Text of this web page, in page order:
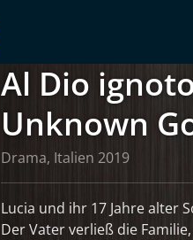
Al Dio
Unknown
Drama, Italien 2019
Lucia und ihr 17 Jahre alter
Der Vater verließ die